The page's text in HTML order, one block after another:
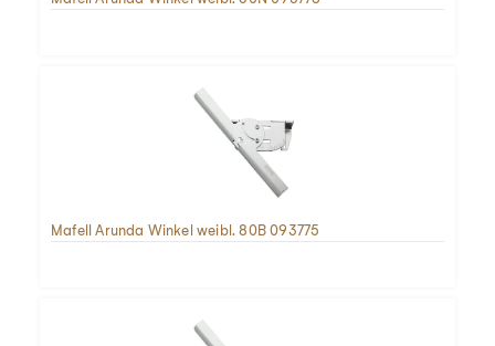
Mafell Arunda Winkel weibl. 80B 093775